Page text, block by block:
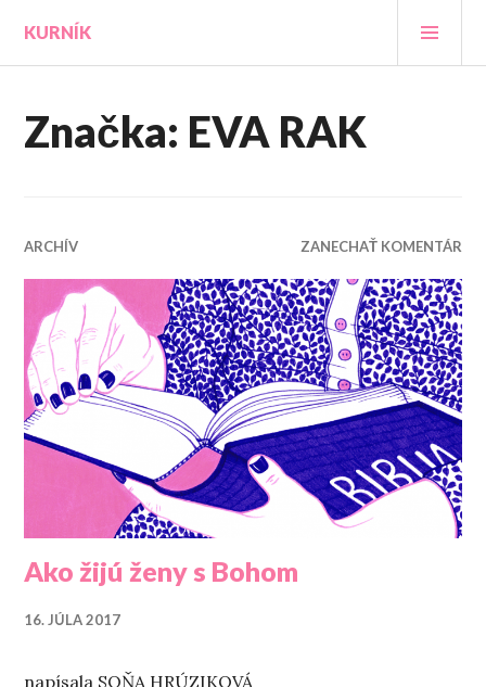
obsah
KURNÍK
Značka: EVA RAK
ARCHÍV ZANECHAŤ KOMENTÁR
Ako žijú ženy s Bohom
16. JÚLA 2017
napísala SOŇA HRÚZIKOVÁ